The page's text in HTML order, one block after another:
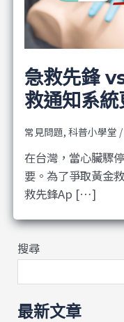
急救先鋒
救通知系統
常見問題,科普小學堂 /
在台灣，當心臟驟
要。為了爭取黃金
救先鋒Ap […]
搜尋
最新文章